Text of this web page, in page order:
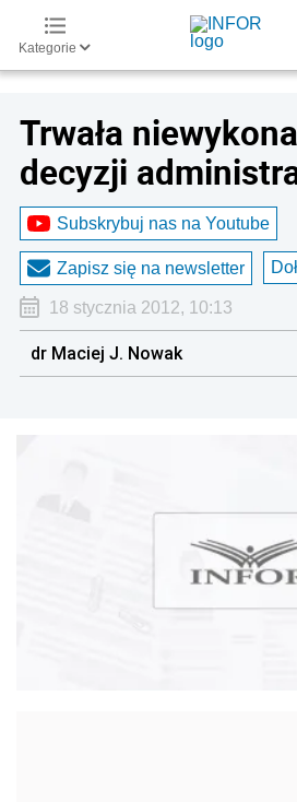
Kategorie
Trwała
decyzji
Subskrybuj nas na Youtube
Zapisz się na newsletter
18 stycznia 2012, 10:13
dr Maciej J. Nowak